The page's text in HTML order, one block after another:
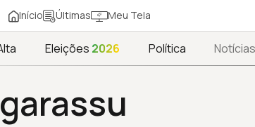
Início Últimas Meu Tela
Eleições 2026 Política Notícias